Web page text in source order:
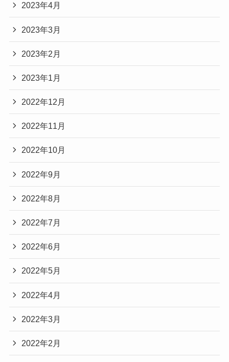
2023年4月
2023年3月
2023年2月
2023年1月
2022年12月
2022年11月
2022年10月
2022年9月
2022年8月
2022年7月
2022年6月
2022年5月
2022年4月
2022年3月
2022年2月